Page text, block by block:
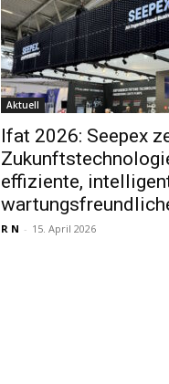
Aktuell
Ifat 2026: Seepex
effiziente,
R N - 15. April 2026